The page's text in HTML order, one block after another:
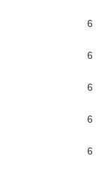
6
6
6
6
6